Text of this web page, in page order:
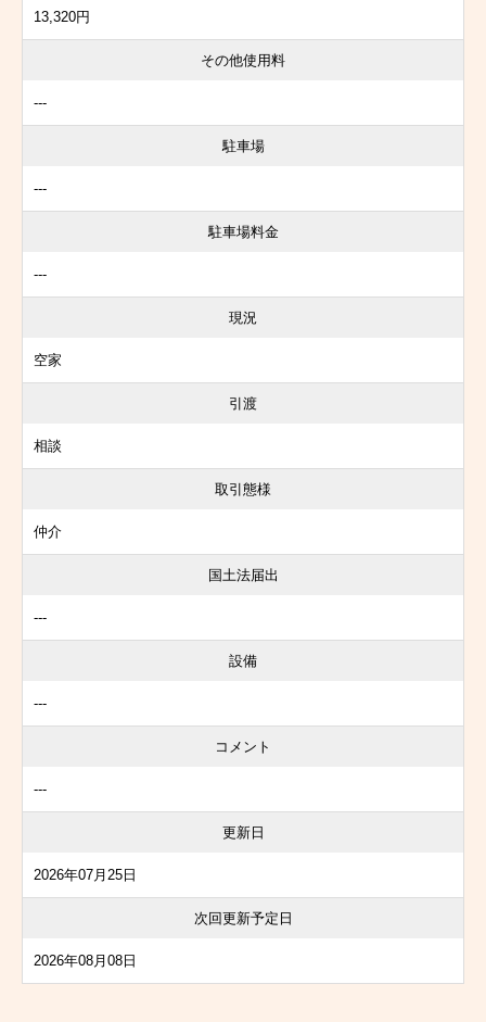
13,320円
その他使用料
---
駐車場
---
駐車場料金
---
現況
空家
引渡
相談
取引態様
仲介
国土法届出
---
設備
---
コメント
---
更新日
2026年07月25日
次回更新予定日
2026年08月08日